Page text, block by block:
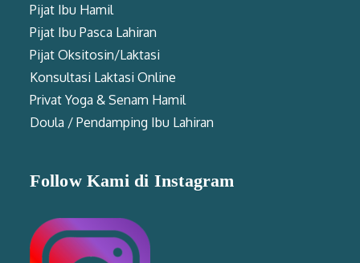
Pijat Ibu Hamil
Pijat Ibu Pasca Lahiran
Pijat Oksitosin/Laktasi
Konsultasi Laktasi Online
Privat Yoga & Senam Hamil
Doula / Pendamping Ibu Lahiran
Follow Kami di Instagram